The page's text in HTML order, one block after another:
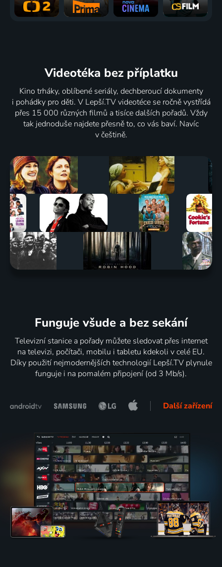
Videotéka bez příplatku
Kino trháky, oblíbené seriály, dechberoucí dokumenty
i pohádky pro děti. V Lepší.TV videotéce se ročně vystřídá
přes 15 000 různých filmů a tisíce dalších pořadů. Vždy
tak jednoduše najdete přesně to, co vás baví. Navíc
v češtině.
Funguje všude a bez sekání
Televizní stanice a pořady můžete sledovat přes internet
na televizi, počítači, mobilu i tabletu kdekoli v celé EU.
Díky použití nejmodernějších technologií Lepší.TV plynule
funguje i na pomalém připojení (od 3 Mb/s).
Další zařízení